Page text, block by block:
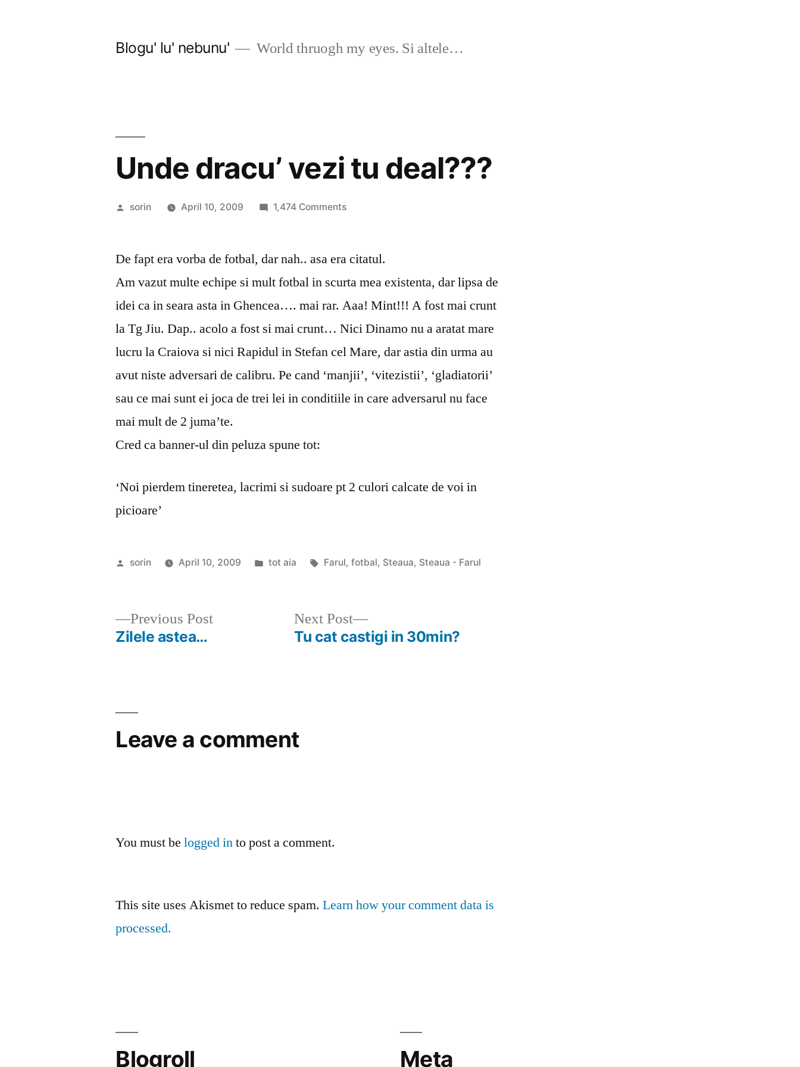
Blogu' lu' nebunu' World thruogh my eyes. Si altele…
Unde dracu’ vezi tu deal???
Posted
sorin April 10, 2009 1,474 Commentson
vezi
deal???
De fapt era vorba de fotbal, dar nah.. asa era citatul.
Am vazut multe echipe si mult fotbal in scurta mea existenta, dar lipsa de
idei ca in seara asta in Ghencea…. mai rar. Aaa! Mint!!! A fost mai crunt
la Tg Jiu. Dap.. acolo a fost si mai crunt… Nici Dinamo nu a aratat mare
lucru la Craiova si nici Rapidul in Stefan cel Mare, dar astia din urma au
avut niste adversari de calibru. Pe cand ‘manjii’, ‘vitezistii’, ‘gladiatorii’
sau ce mai sunt ei joca de trei lei in conditiile in care adversarul nu face
mai mult de 2 juma’te.
Cred ca banner-ul din peluza spune tot:
‘Noi pierdem tineretea, lacrimi si sudoare pt 2 culori calcate de voi in
picioare’
Posted
sorin April 10, 2009
Posted
tot aia Tags:
Farul, fotbal, Steaua, Steaua - Farul
Previous PostPrevious
Zilele astea…
Next Post
Next
post:
Tu cat castigi in 30min?
Leave a comment
You must belogged into post a comment.
This site uses Akismet to reduce spam.Learn how your comment data is
processed.
Blogroll Meta